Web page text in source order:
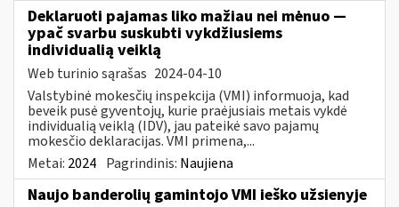
Deklaruoti pajamas liko mažiau nei mėnuo —
ypač svarbu suskubti vykdžiusiems
individualią veiklą
Web turinio sąrašas 2024-04-10
Valstybinė mokesčių inspekcija (VMI) informuoja, kad
beveik pusė gyventojų, kurie praėjusiais metais vykdė
individualią veiklą (IDV), jau pateikė savo pajamų
mokesčio deklaracijas. VMI primena,...
Metai: 2024 Pagrindinis: Naujiena
Naujo banderolių gamintojo VMI ieško užsienyje